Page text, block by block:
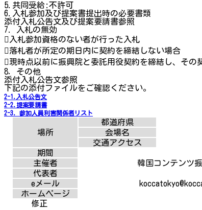
5.共同受給:不許可
6.入札参加及び提案書提出時の必要書類
添付入札公告文及び提案要請書参照
7. 入札の無効
入札参加資格のない者が行った入札
落札者が所定の期日内に契約を締結しない場合
現時点以前に振興院と委託用役契約を締結し、そ
8．その他
添付入札公告文参照
下記の添付ファイルをご確認ください。
2-1.入札公告文
2-2.提案要請書
2-3. 参加人員利害関係者リスト
場所
都道府県
会場名
交通アクセス
期間
主催者
韓国コンテンツ
代表者
eメール
ホームページ
修正